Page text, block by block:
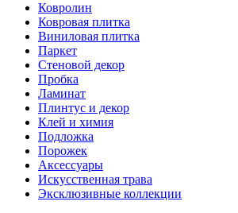
Ковролин
Ковровая плитка
Виниловая плитка
Паркет
Стеновой декор
Пробка
Ламинат
Плинтус и декор
Клей и химия
Подложка
Порожек
Аксессуары
Искусственная трава
Эксклюзивные коллекции